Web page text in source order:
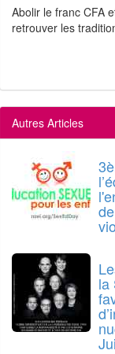
Abolir le franc CFA
retrouver les
Autres Articles
la